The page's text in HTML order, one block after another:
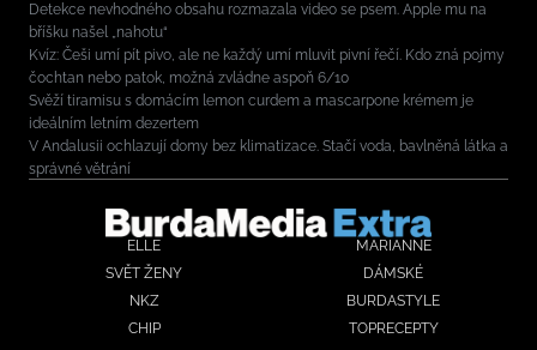
Detekce nevhodného obsahu rozmazala video se psem. Apple mu na
bříšku našel „nahotu“
Kvíz: Češi umí pít pivo, ale ne každý umí mluvit pivní řečí. Kdo zná pojmy
čochtan nebo patok, možná zvládne aspoň 6/10
Svěží tiramisu s domácím lemon curdem a mascarpone krémem je
ideálním letním dezertem
V Andalusii ochlazují domy bez klimatizace. Stačí voda, bavlněná látka a
správné větrání
ELLE
MARIANNE
SVĚT ŽENY
DÁMSKÉ
NKZ
BURDASTYLE
CHIP
TOPRECEPTY